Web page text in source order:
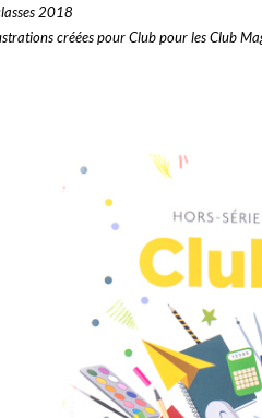
2018
créées pour Club pour les Club